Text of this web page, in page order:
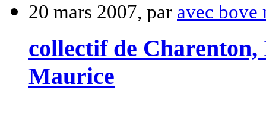
20 mars 2007, par avec bove
collectif de
Maurice